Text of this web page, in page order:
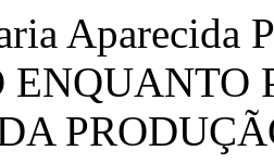
Aparecida
ENQUANTO